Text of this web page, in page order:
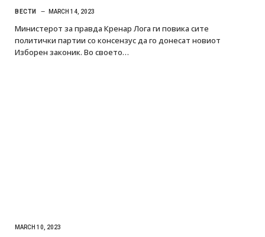
ВЕСТИ MARCH 14, 2023
Министерот за правда Кренар Лога ги повика сите
политички партии со консензус да го донесат новиот
Изборен законик. Во своето…
MARCH 10, 2023